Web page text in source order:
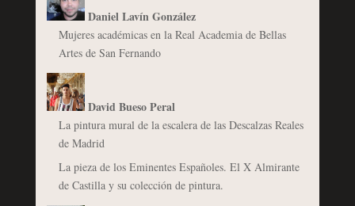
Daniel Lavín González
Mujeres académicas en la Real Academia de Bellas
Artes de San Fernando
David Bueso Peral
La pintura mural de la escalera de las Descalzas Reales
de Madrid
La pieza de los Eminentes Españoles. El X Almirante
de Castilla y su colección de pintura.